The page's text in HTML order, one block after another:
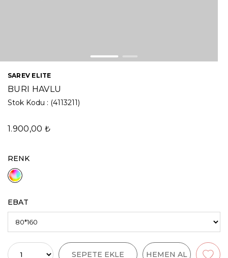
SAREV ELITE
BURI HAVLU
Stok Kodu (4113211)
1.900,00 ₺
RENK
EBAT